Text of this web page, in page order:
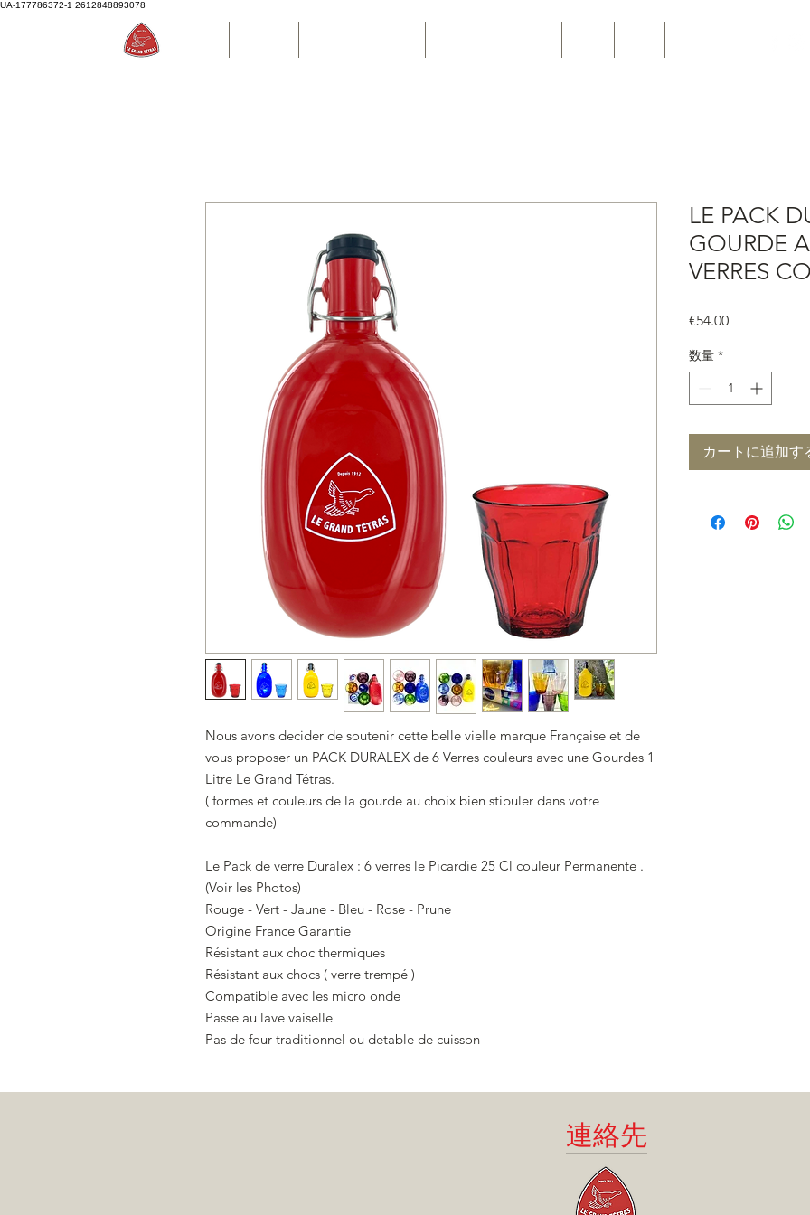
UA-177786372-1 2612848893078
Nous avons decider de soutenir cette belle vielle marque Française et de
vous proposer un PACK DURALEX de 6 Verres couleurs avec une Gourdes 1
Litre Le Grand Tétras.
( formes et couleurs de la gourde au choix bien stipuler dans votre
commande)
Le Pack de verre Duralex : 6 verres le Picardie 25 Cl couleur Permanente .
(Voir les Photos)
Rouge - Vert - Jaune - Bleu - Rose - Prune
Origine France Garantie
Résistant aux choc thermiques
Résistant aux chocs ( verre trempé )
Compatible avec les micro onde
Passe au lave vaiselle
Pas de four traditionnel ou detable de cuisson
LE PACK
GOURDE
VERRES
€54.00価
数量 *
カートに追加す
連絡先